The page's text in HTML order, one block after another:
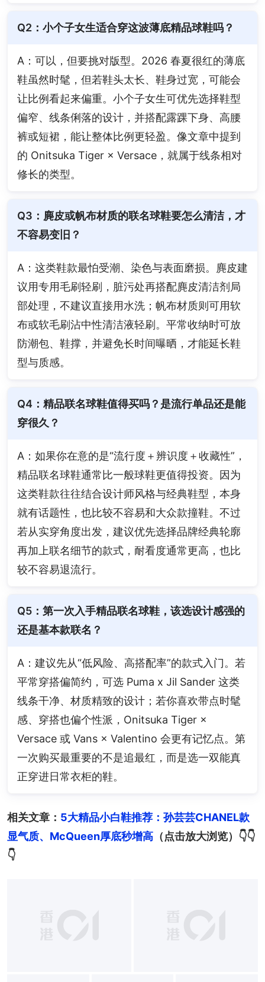
Q2：小个子女生适合穿这波薄底精品球鞋吗？
A：可以，但要挑对版型。2026 春夏很红的薄底
鞋虽然时髦，但若鞋头太长、鞋身过宽，可能会
让比例看起来偏重。小个子女生可优先选择鞋型
偏窄、线条俐落的设计，并搭配露踝下身、高腰
裤或短裙，能让整体比例更轻盈。像文章中提到
的 Onitsuka Tiger × Versace，就属于线条相对
修长的类型。
Q3：麂皮或帆布材质的联名球鞋要怎么清洁，才
不容易变旧？
A：这类鞋款最怕受潮、染色与表面磨损。麂皮建
议用专用毛刷轻刷，脏污处再搭配麂皮清洁剂局
部处理，不建议直接用水洗；帆布材质则可用软
布或软毛刷沾中性清洁液轻刷。平常收纳时可放
防潮包、鞋撑，并避免长时间曝晒，才能延长鞋
型与质感。
Q4：精品联名球鞋值得买吗？是流行单品还是能
穿很久？
A：如果你在意的是“流行度＋辨识度＋收藏性”，
精品联名球鞋通常比一般球鞋更值得投资。因为
这类鞋款往往结合设计师风格与经典鞋型，本身
就有话题性，也比较不容易和大众款撞鞋。不过
若从实穿角度出发，建议优先选择品牌经典轮廓
再加上联名细节的款式，耐看度通常更高，也比
较不容易退流行。
Q5：第一次入手精品联名球鞋，该选设计感强的
还是基本款联名？
A：建议先从“低风险、高搭配率”的款式入门。若
平常穿搭偏简约，可选 Puma x Jil Sander 这类
线条干净、材质精致的设计；若你喜欢带点时髦
感、穿搭也偏个性派，Onitsuka Tiger ×
Versace 或 Vans × Valentino 会更有记忆点。第
一次购买最重要的不是追最红，而是选一双能真
正穿进日常衣柜的鞋。
相关文章： 5大精品小白鞋推荐：孙芸芸CHANEL款
显气质、McQueen厚底秒增高 （点击放大浏览）👇👇
👇